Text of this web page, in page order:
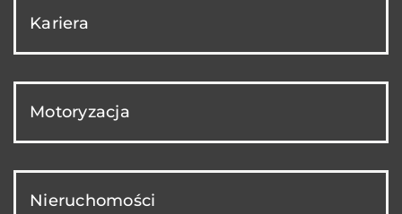
Kariera
Motoryzacja
Nieruchomości